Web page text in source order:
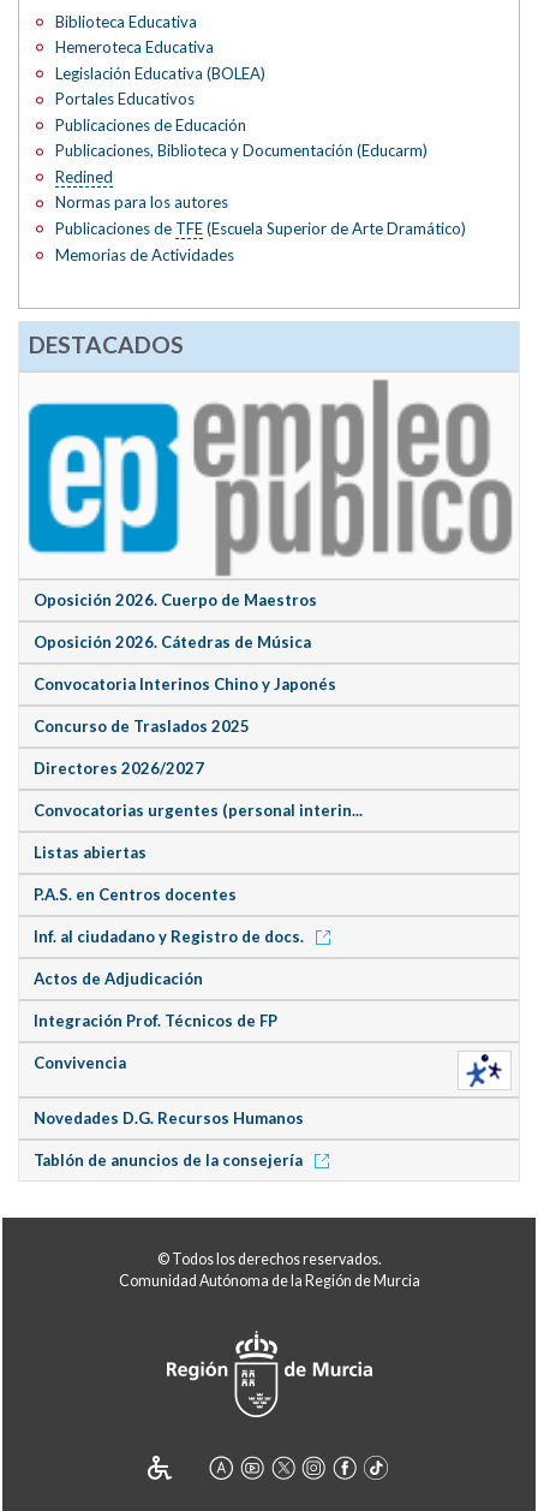
Biblioteca Educativa
Hemeroteca Educativa
Legislación Educativa (BOLEA)
Portales Educativos
Publicaciones de Educación
Publicaciones, Biblioteca y Documentación (Educarm)
Redined
Normas para los autores
Publicaciones de TFE(Escuela Superior de Arte Dramático)
Memorias de Actividades
DESTACADOS
Oposición 2026. Cuerpo de Maestros
Oposición 2026. Cátedras de Música
Convocatoria Interinos Chino y Japonés
Concurso de Traslados 2025
Directores 2026/2027
Convocatorias urgentes (personal interin...
Listas abiertas
P.A.S. en Centros docentes
Inf. al ciudadano y Registro de docs.
Actos de Adjudicación
Integración Prof. Técnicos de FP
Convivencia
Novedades D.G. Recursos Humanos
Tablón de anuncios de la consejería
© Todos los derechos reservados.
Comunidad Autónoma de la Región de Murcia